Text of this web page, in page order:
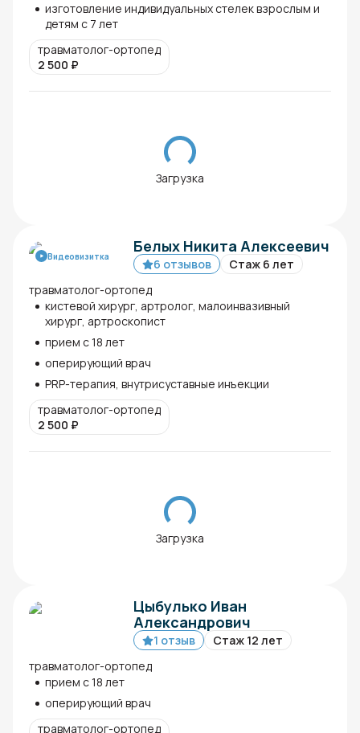
изготовление индивидуальных стелек взрослым и
детям с 7 лет
травматолог-ортопед
2 500 ₽
Загрузка
Видеовизитка
Белых Никита Алексеевич
6 отзывов
Стаж 6 лет
травматолог-ортопед
кистевой хирург, артролог, малоинвазивный
хирург, артроскопист
прием с 18 лет
оперирующий врач
PRP-терапия, внутрисуставные инъекции
травматолог-ортопед
2 500 ₽
Загрузка
Цыбулько Иван
Александрович
1 отзыв
Стаж 12 лет
травматолог-ортопед
прием с 18 лет
оперирующий врач
травматолог-ортопед